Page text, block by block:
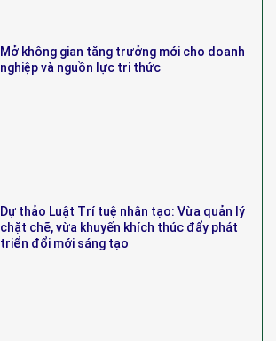
Mở không gian tăng trưởng mới cho doanh
nghiệp và nguồn lực tri thức
Dự thảo Luật Trí tuệ nhân tạo: Vừa quản lý
chặt chẽ, vừa khuyến khích thúc đẩy phát
triển đổi mới sáng tạo